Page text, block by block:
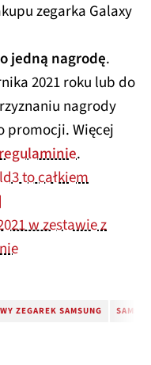
zegarka Galaxy
jedną nagrodę.
2021 roku lub do
nagrody
promocji. Więcej
.
to całkiem
w zestawie z
ZEGAREK SAMSUNG